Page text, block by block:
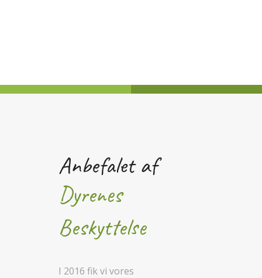
Anbefalet af
Dyrenes
Beskyttelse
I 2016 fik vi vores